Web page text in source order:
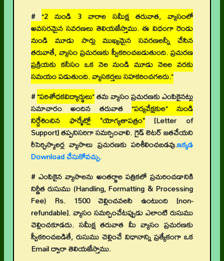
# “2 నుండి 3 వారాల సమీక్ష తరువాత, వ్యాసంలో
అవసరమైన సవరణలు తెలియజేస్తాము. ఈ విధంగా రెండు
నుండి మూడు సార్లు ముఖ్యమైన సవరణలన్నీ చేసిన
తరువాతే, వ్యాసం ప్రచురణకు స్వీకరించబడుతుంది. ప్రచురణ
ప్రక్రియకు కనీసం ఒక నెల నుండి మూడు నెలల వరకు
సమయం పడుతుంది. వ్యాసకర్తలు సహకరించగలరు.”
#“పరిశోధకవిద్యార్థులు”తమ వ్యాసం ప్రచురణకు ఎంపికైనట్టు
సమాచారం అందిన తరువాత “పర్యవేక్షకుల” నుండి
నిర్దేశించిన ఫార్మేట్లో "యోగ్యతాపత్రం"[Letter of
Support]తప్పనిసరిగా సమర్పించాలి. గైడ్ లెటర్ జతచేయని
రీసెర్చిస్కాలర్ల వ్యాసాలు ప్రచురణకు పరిశీలించబడవు.ఇక్కడ
Download చేసుకోవచ్చు.
# ఎంపికైన వ్యాసాలను అంతర్జాల పత్రికలో ప్రచురించడానికి
నిర్ణీత రుసుము (Handling, Formatting & Processing
Fee) Rs. 1500 చెల్లించవలసి ఉంటుంది [non-
refundable]. వ్యాసం సమర్పించేటప్పుడు ఎలాంటి రుసుము
చెల్లించకూడదు. సమీక్ష తరువాత మీ వ్యాసం ప్రచురణకు
స్వీకరించబడితే, రుసుము చెల్లించే విధానాన్ని ప్రత్యేకంగా ఒక
Email ద్వారా తెలియజేస్తాము.